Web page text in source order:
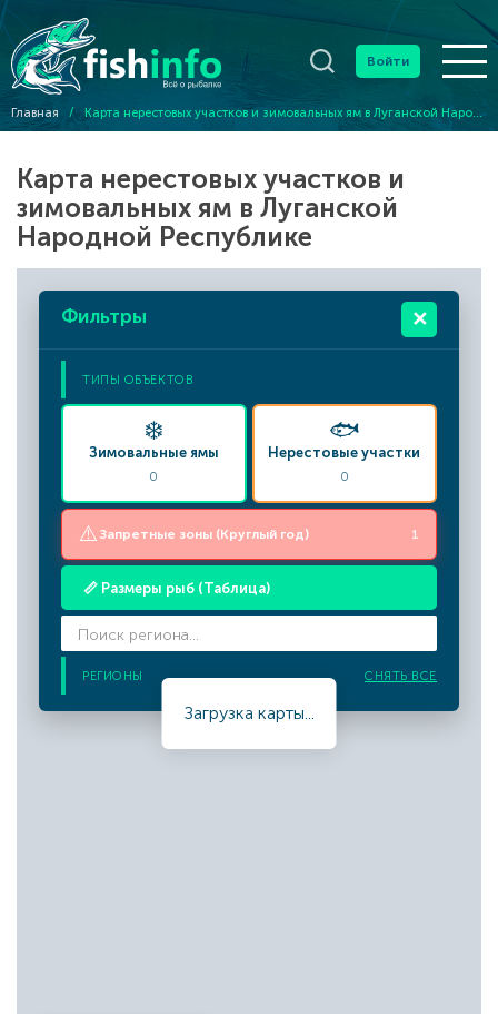
Войти
Главная / Карта нерестовых участков и зимовальных ям в Луганской Народной Республике
Карта нерестовых участков и
зимовальных ям в Луганской
Народной Республике
Загрузка карты...
Фильтры ✕
ТИПЫ ОБЪЕКТОВ
❄️
Зимовальные ямы
0
🐟
Нерестовые участки
0
⚠️ Запретные зоны (Круглый год) 1
📏 Размеры рыб (Таблица)
РЕГИОНЫ СНЯТЬ ВСЕ